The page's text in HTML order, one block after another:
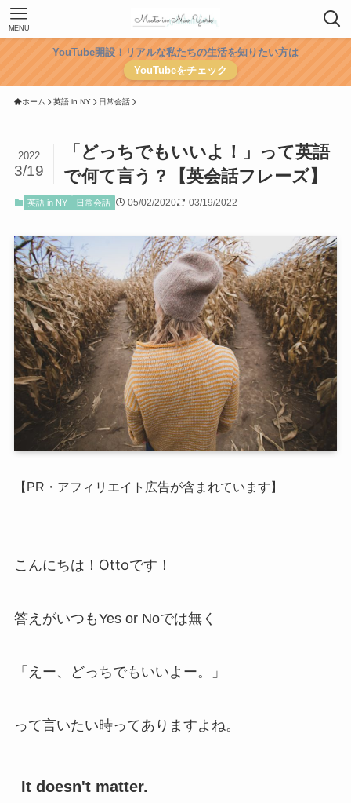
MENU
YouTube開設！リアルな私たちの生活を知りたい方は
YouTubeをチェック
ホーム 英語 in NY 日常会話
「どっちでもいいよ！」って英語
で何て言う？【英会話フレーズ】
2022
3/19
英語 in NY 日常会話 05/02/2020 03/19/2022
【PR・アフィリエイト広告が含まれています】
こんにちは！Ottoです！
答えがいつもYes or Noでは無く
「えー、どっちでもいいよー。」
って言いたい時ってありますよね。
It doesn't matter.